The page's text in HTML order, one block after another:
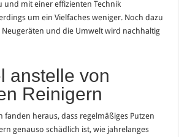
und mit einer effizienten Technik
um ein Vielfaches weniger. Noch dazu
und die Umwelt wird nachhaltig
anstelle von
Reinigern
fanden heraus, dass regelmäßiges Putzen
genauso schädlich ist, wie jahrelanges